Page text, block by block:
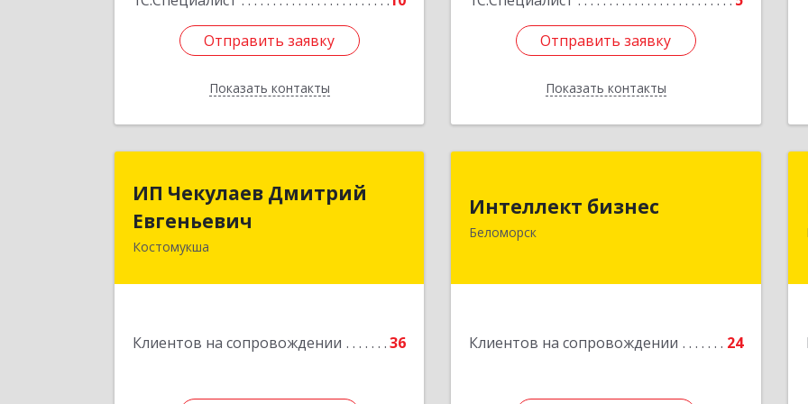
Отправить заявку
Показать контакты
Отправить заявку
Назад
Отправить заявку
Показать контакты
Отправить заявку
Назад
ИП Чекулаев Дмитрий
Евгеньевич
Костомукша
Клиентов на сопровождении 36
ИП Чекулаев Дмитрий
Евгеньевич
Интеллект бизнес
Беломорск
Клиентов на сопровождении 24